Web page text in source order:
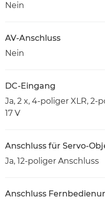
Nein
AV-Anschluss
Nein
DC-Eingang
Ja, 2 x, 4-poliger XLR, 2-
17 V
Anschluss für Servo-
Ja, 12-poliger Anschluss
Anschluss